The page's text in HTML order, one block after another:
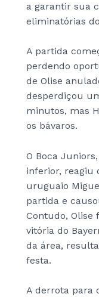
a garantir sua
eliminatórias
A partida
perdendo
de Olise
desperdiçou
minutos, mas
os bávaros.
O Boca
inferior, reagiu
uruguaio
partida e
Contudo, Olise
vitória do
da área,
festa.
A derrota para